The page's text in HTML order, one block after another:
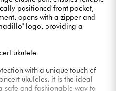
positioned front pocket,
opens with a zipper and
logo, providing a
ukulele
with a unique touch of
ukuleles, it is the ideal
safe and fashionable way to